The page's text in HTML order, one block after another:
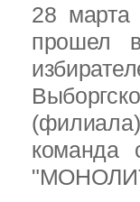
28 марта
прошел
команда